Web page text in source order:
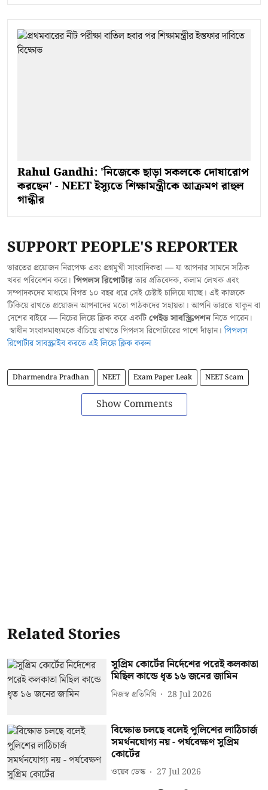
Rahul Gandhi: 'নিজেকে ছাড়া সকলকে দোষারোপ
করছেন' - NEET ইস্যুতে শিক্ষামন্ত্রীকে আক্রমণ রাহুল
গান্ধীর
SUPPORT PEOPLE'S REPORTER
ভারতের প্রয়োজন নিরপেক্ষ এবং প্রশ্নমুখী সাংবাদিকতা — যা আপনার সামনে সঠিক
খবর পরিবেশন করে।পিপলস রিপোর্টারতার প্রতিবেদক, কলাম লেখক এবং
সম্পাদকদের মাধ্যমে বিগত ১০ বছর ধরে সেই চেষ্টাই চালিয়ে যাচ্ছে। এই কাজকে
টিকিয়ে রাখতে প্রয়োজন আপনাদের মতো পাঠকদের সহায়তা। আপনি ভারতে থাকুন বা
দেশের বাইরে — নিচের লিঙ্কে ক্লিক করে একটিপেইড সাবস্ক্রিপশননিতে পারেন।
স্বাধীন সংবাদমাধ্যমকে বাঁচিয়ে রাখতে পিপলস রিপোর্টারের পাশে দাঁড়ান।পিপলস
রিপোর্টার সাবস্ক্রাইব করতে এই লিঙ্কে ক্লিক করুন
Dharmendra Pradhan NEET Exam Paper Leak NEET Scam
Show Comments
Related Stories
সুপ্রিম কোর্টের নির্দেশের পরেই কলকাতা
মিছিল কান্ডে ধৃত ১৬ জনের জামিন
নিজস্ব প্রতিনিধি 28 Jul 2026
বিক্ষোভ চলছে বলেই পুলিশের লাঠিচার্জ
সমর্থনযোগ্য নয় - পর্যবেক্ষণ সুপ্রিম
কোর্টের
ওয়েব ডেস্ক 27 Jul 2026